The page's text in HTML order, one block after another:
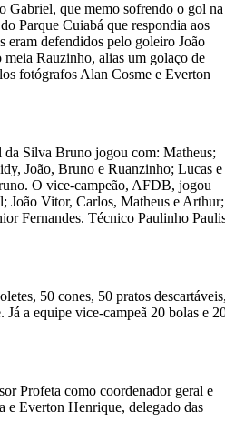
Gabriel, que memo sofrendo o gol na
Parque Cuiabá que respondia aos
eram defendidos pelo goleiro João
Rauzinho, alias um golaço de
fotógrafos Alan Cosme e Everton
da Silva Bruno jogou com: Matheus;
João, Bruno e Ruanzinho; Lucas e
O vice-campeão, AFDB, jogou
João Vitor, Carlos, Matheus e Arthur;
Fernandes. Técnico Paulinho
50 cones, 50 pratos descartáveis,
Já a equipe vice-campeã 20 bolas e
Profeta como coordenador geral e
e Everton Henrique, delegado das